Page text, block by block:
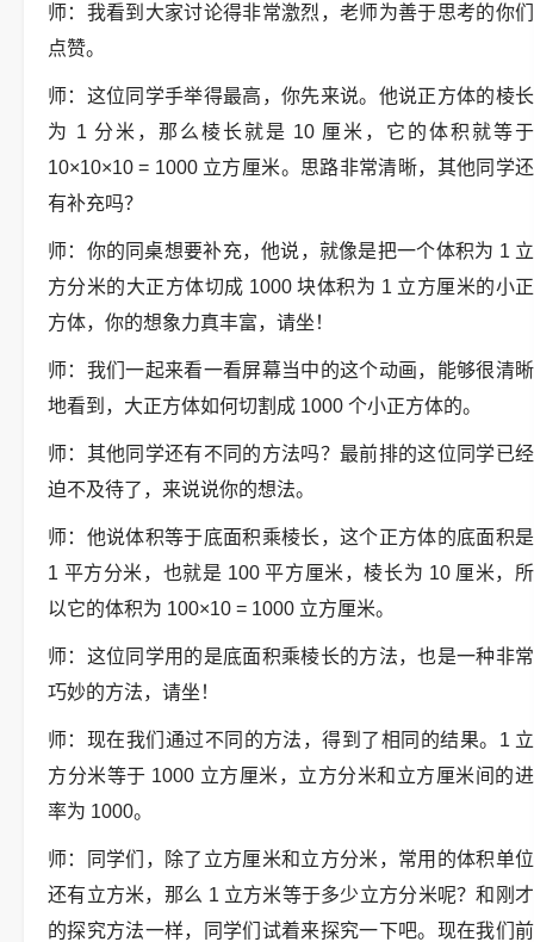
师：我看到大家讨论得非常激烈，老师为善于思考的你们
点赞。
师：这位同学手举得最高，你先来说。他说正方体的棱长
为 1 分米，那么棱长就是 10 厘米，它的体积就等于
10×10×10 = 1000 立方厘米。思路非常清晰，其他同学还
有补充吗？
师：你的同桌想要补充，他说，就像是把一个体积为 1 立
方分米的大正方体切成 1000 块体积为 1 立方厘米的小正
方体，你的想象力真丰富，请坐！
师：我们一起来看一看屏幕当中的这个动画，能够很清晰
地看到，大正方体如何切割成 1000 个小正方体的。
师：其他同学还有不同的方法吗？最前排的这位同学已经
迫不及待了，来说说你的想法。
师：他说体积等于底面积乘棱长，这个正方体的底面积是
1 平方分米，也就是 100 平方厘米，棱长为 10 厘米，所
以它的体积为 100×10 = 1000 立方厘米。
师：这位同学用的是底面积乘棱长的方法，也是一种非常
巧妙的方法，请坐！
师：现在我们通过不同的方法，得到了相同的结果。1 立
方分米等于 1000 立方厘米，立方分米和立方厘米间的进
率为 1000。
师：同学们，除了立方厘米和立方分米，常用的体积单位
还有立方米，那么 1 立方米等于多少立方分米呢？和刚才
的探究方法一样，同学们试着来探究一下吧。现在我们前